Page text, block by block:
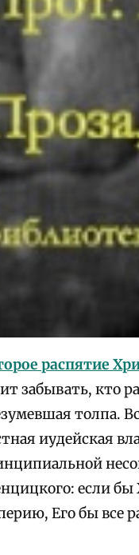
распятие
забывать, кто
толпа.
иудейская
если
Его бы